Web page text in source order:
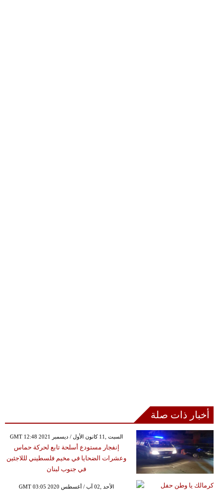
أخبار ذات صلة
GMT 12:48 2021 السبت ,11 كانون الأول / ديسمبر
إنفجار مستودع أسلحة تابع لحركة حماس
وعشرات الضحايا في مخيم فلسطيني لللاجئين
في جنوب لبنان
GMT 03:05 2020 الأحد ,02 آب / أغسطس